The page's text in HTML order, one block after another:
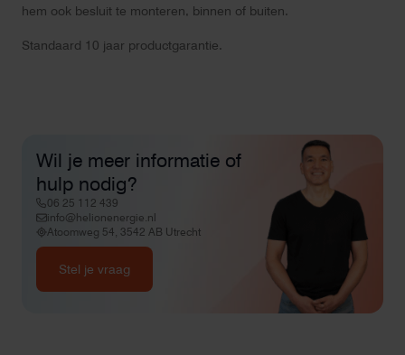
hem ook besluit te monteren, binnen of buiten.
Standaard 10 jaar productgarantie.
Wil je meer informatie of
hulp nodig?
06 25 112 439
info@helionenergie.nl
Atoomweg 54, 3542 AB Utrecht
Stel je vraag